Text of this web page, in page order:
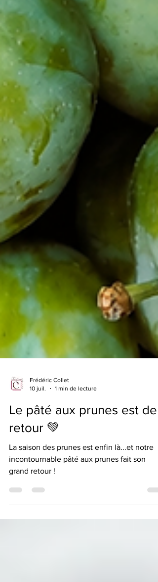
10 juil.
Le pâté aux prunes est de
retour 💚
La saison des prunes est enfin là...et notre
incontournable pâté aux prunes fait son
grand retour !